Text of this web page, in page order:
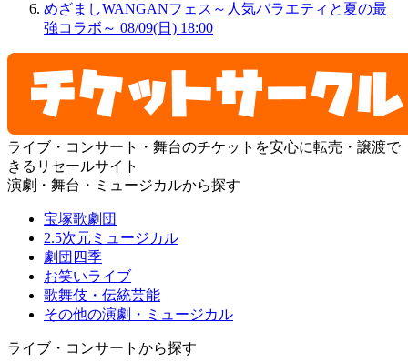
めざましWANGANフェス～人気バラエティと夏の最
強コラボ～ 08/09(日) 18:00
ライブ・コンサート・舞台のチケットを安心に転売・譲渡で
きるリセールサイト
演劇・舞台・ミュージカルから探す
宝塚歌劇団
2.5次元ミュージカル
劇団四季
お笑いライブ
歌舞伎・伝統芸能
その他の演劇・ミュージカル
ライブ・コンサートから探す